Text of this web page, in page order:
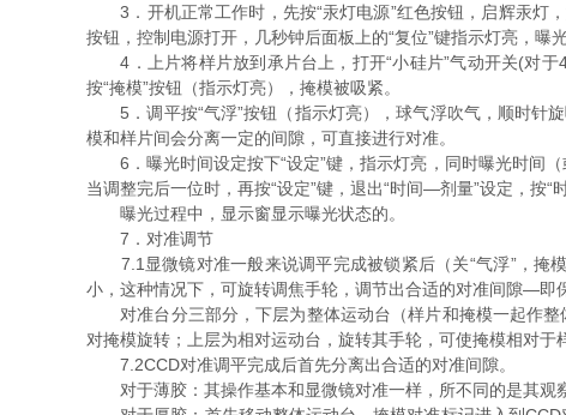
3．开机正常工作时，先按“汞灯电源”红色按钮，启辉汞灯，
按钮，控制电源打开，几秒钟后面板上的“复位”键指示灯亮，曝
4．上片将样片放到承片台上，打开“小硅片”气动开关(对于4
按“掩模”按钮（指示灯亮），掩模被吸紧。
5．调平按“气浮”按钮（指示灯亮），球气浮吹气，顺时针旋
模和样片间会分离一定的间隙，可直接进行对准。
6．曝光时间设定按下“设定”键，指示灯亮，同时曝光时间（
当调整完后一位时，再按“设定”键，退出“时间—剂量”设定，按“
曝光过程中，显示窗显示曝光状态的。
7．对准调节
7.1显微镜对准一般来说调平完成被锁紧后（关“气浮”，掩
小，这种情况下，可旋转调焦手轮，调节出合适的对准间隙—即
对准台分三部分，下层为整体运动台（样片和掩模一起作整
对掩模旋转；上层为相对运动台，旋转其手轮，可使掩模相对于
7.2CCD对准调平完成后首先分离出合适的对准间隙。
对于薄胶：其操作基本和显微镜对准一样，所不同的是其观